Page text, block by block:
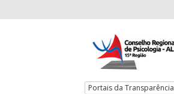
Portais da Transparência